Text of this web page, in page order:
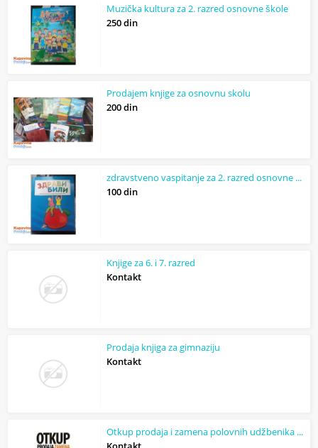
Muzička kultura za 2. razred osnovne škole
250 din
Prodajem knjige za osnovnu skolu
200 din
zdravstveno vaspitanje za 2. razred osnovne škole
100 din
Knjige za 6. i 7. razred
Kontakt
Prodaja knjiga za gimnaziju
Kontakt
Otkup prodaja i zamena polovnih udžbenika za sve srednje škole!